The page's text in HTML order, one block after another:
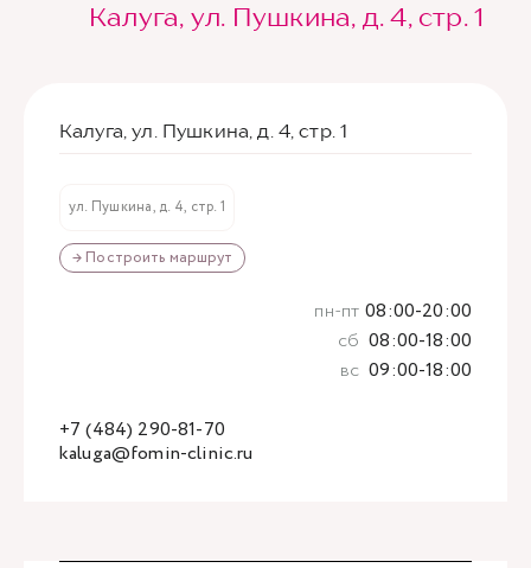
Калуга, ул. Пушкина, д. 4, стр. 1
Калуга, ул. Пушкина, д. 4, стр. 1
ул. Пушкина, д. 4, стр. 1
→ Построить маршрут
kaluga@fomin-clinic.ru
+7 (484) 290-81-70
пн-пт 08:00-20:00
сб 08:00-18:00
вс 09:00-18:00